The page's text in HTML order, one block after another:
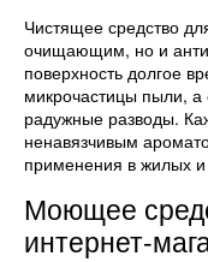
Чистящее средство
очищающим, но и
поверхность долгое
микрочастицы пыли,
радужные разводы.
ненавязчивым
применения в жилых
Моющее
интернет-